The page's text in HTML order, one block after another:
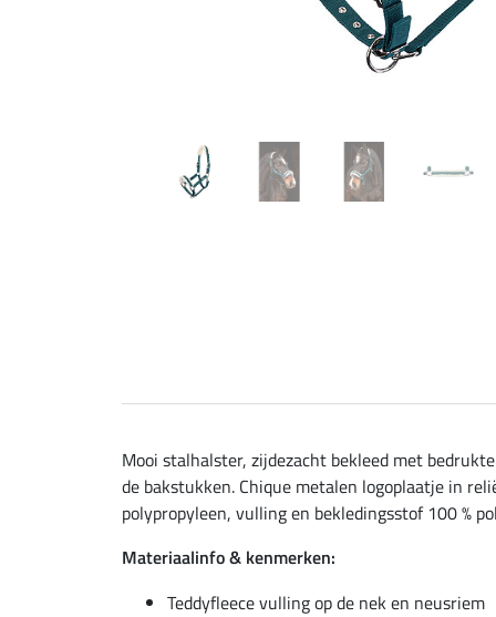
Mooi stalhalster, zijdezacht bekleed met
de bakstukken. Chique metalen logoplaatje in
polypropyleen, vulling en bekledingsstof 100 %
Materiaalinfo & kenmerken:
Teddyfleece vulling op de nek en neusriem